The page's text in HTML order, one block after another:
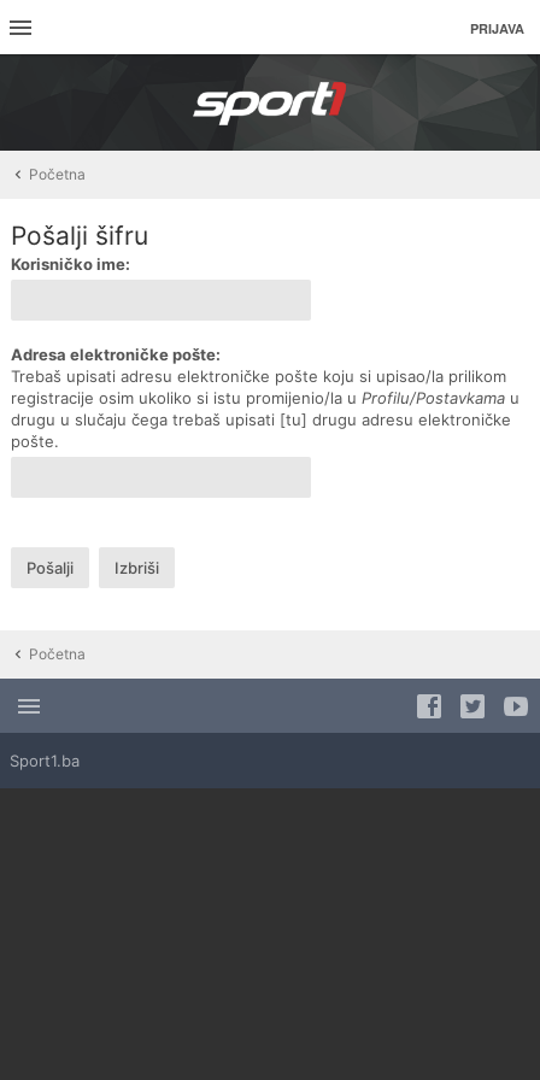
PRIJAVA
Početna
Pošalji šifru
Korisničko ime:
Adresa elektroničke pošte:
Trebaš upisati adresu elektroničke pošte koju si upisao/la prilikom
registracije osim ukoliko si istu promijenio/la u Profilu/Postavkama u
drugu u slučaju čega trebaš upisati [tu] drugu adresu elektroničke
pošte.
Početna
Sport1.ba